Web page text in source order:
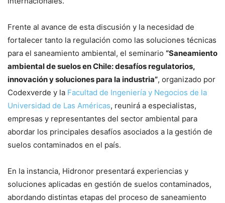
Frente al avance de esta discusión y la necesidad de
fortalecer tanto la regulación como las soluciones técnicas
para el saneamiento ambiental, el seminario “Saneamiento
ambiental de suelos en Chile: desafíos regulatorios,
innovación y soluciones para la industria”, organizado por
Codexverde y la Facultad de Ingeniería y Negocios de la
Universidad de Las Américas, reunirá a especialistas,
empresas y representantes del sector ambiental para
abordar los principales desafíos asociados a la gestión de
suelos contaminados en el país.
En la instancia, Hidronor presentará experiencias y
soluciones aplicadas en gestión de suelos contaminados,
abordando distintas etapas del proceso de saneamiento